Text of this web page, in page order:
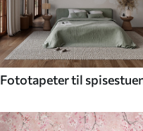
Fototapeter til